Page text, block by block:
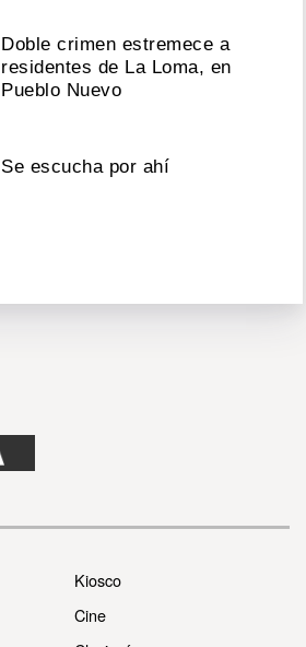
Doble crimen estremece a
residentes de La Loma, en
Pueblo Nuevo
Se escucha por ahí
Kiosco
Cine